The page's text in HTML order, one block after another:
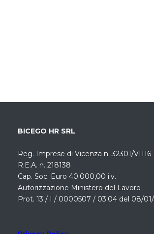
BICEGO HR SRL
Reg. Imprese di Vicenza n. 32301/VI116
R.E.A. n. 218138
Cap. Soc. Euro 40.000,00 i.v.
Autorizzazione Ministero del Lavoro
Prot. 13 / I / 0000507 / 03.04 del 08/